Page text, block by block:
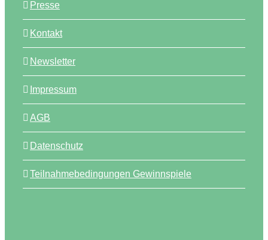
Presse
Kontakt
Newsletter
Impressum
AGB
Datenschutz
Teilnahmebedingungen Gewinnspiele